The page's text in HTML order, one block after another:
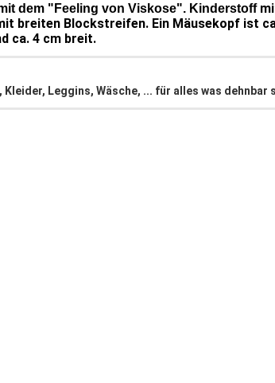
dem "Feeling von Viskose". Kinderstoff
breiten Blockstreifen. Ein Mäusekopf ist
ca. 4 cm breit.
Leggins, Wäsche, ... für alles was dehnbar